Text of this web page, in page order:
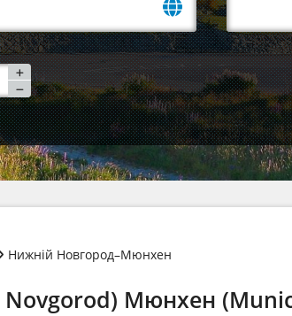
Нижній Новгород–Мюнхен
Novgorod) Мюнхен